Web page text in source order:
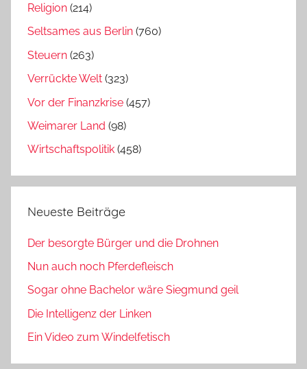
Religion (214)
Seltsames aus Berlin (760)
Steuern (263)
Verrückte Welt (323)
Vor der Finanzkrise (457)
Weimarer Land (98)
Wirtschaftspolitik (458)
Neueste Beiträge
Der besorgte Bürger und die Drohnen
Nun auch noch Pferdefleisch
Sogar ohne Bachelor wäre Siegmund geil
Die Intelligenz der Linken
Ein Video zum Windelfetisch